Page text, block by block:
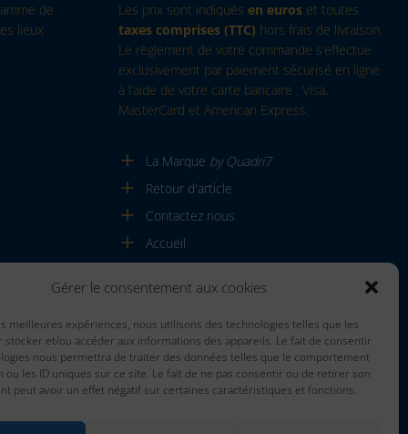
Gérer le consentement aux cookies
meilleures expériences, nous utilisons des technologies telles que les
stocker et/ou accéder aux informations des appareils. Le fait de consentir
nous permettra de traiter des données telles que le comportement
ou les ID uniques sur ce site. Le fait de ne pas consentir ou de retirer son
peut avoir un effet négatif sur certaines caractéristiques et fonctions.
de
lieux
Les prix sont indiqués en euros et toutes
taxes comprises (TTC) hors frais de livraison.
Le règlement de votre commande s’effectue
exclusivement par paiement sécurisé en ligne
à l’aide de votre carte bancaire : Visa,
MasterCard et American Express.
La Marque by Quadri7
Retour d'article
Contactez nous
Accueil